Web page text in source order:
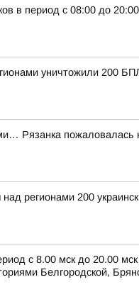
в период с 08:00 до
уничтожили 200
Рязанка пожаловалась
над регионами 200
с 8.00 мск до 20.00
Белгородской,